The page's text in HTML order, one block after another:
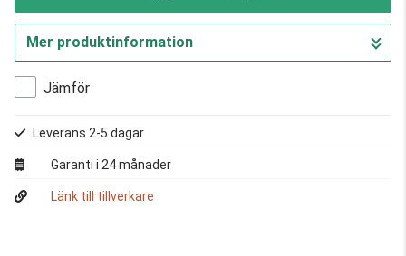
Gå till kassan
Mer produktinformation
Jämför
Leverans 2-5 dagar
Garanti i 24 månader
Länk till tillverkare